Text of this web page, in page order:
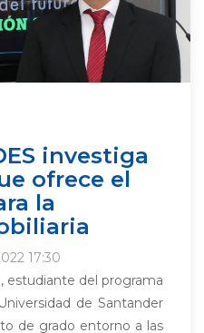
investiga
ofrece el
la
17:30
estudiante del programa
de Santander
de grado entorno a las